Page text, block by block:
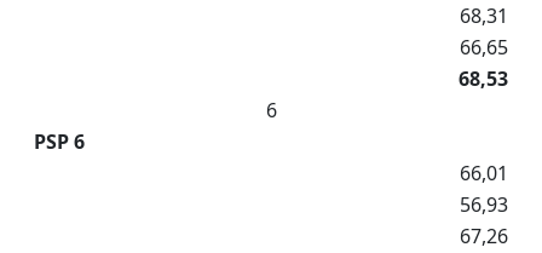
68,31
66,65
68,53
6
PSP 6
66,01
56,93
67,26